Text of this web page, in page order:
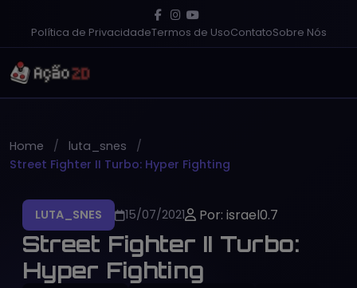
Política de PrivacidadeTermos de UsoContatoSobre Nós
Home
luta_snes
Street Fighter II Turbo: Hyper Fighting
LUTA_SNES 15/07/2021 Por: israel0.7
Street Fighter II Turbo:
Hyper Fighting